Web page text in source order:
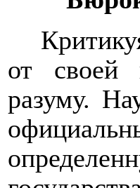
от своей
разуму.